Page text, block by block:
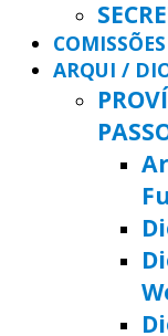
ARQUI /